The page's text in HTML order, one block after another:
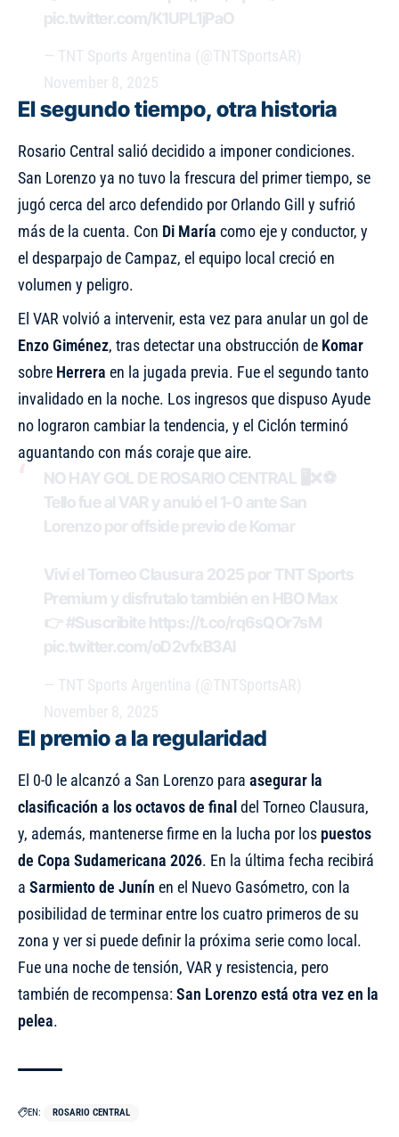
pic.twitter.com/K1UPL1jPaO
— TNT Sports Argentina (@TNTSportsAR)
November 8, 2025
El segundo tiempo, otra historia
Rosario Central salió decidido a imponer condiciones.
San Lorenzo ya no tuvo la frescura del primer tiempo, se
jugó cerca del arco defendido por Orlando Gill y sufrió
más de la cuenta. Con Di María como eje y conductor, y
el desparpajo de Campaz, el equipo local creció en
volumen y peligro.
El VAR volvió a intervenir, esta vez para anular un gol de
Enzo Giménez, tras detectar una obstrucción de Komar
sobre Herrera en la jugada previa. Fue el segundo tanto
invalidado en la noche. Los ingresos que dispuso Ayude
no lograron cambiar la tendencia, y el Ciclón terminó
aguantando con más coraje que aire.
NO HAY GOL DE ROSARIO CENTRAL 🖥️❌⚽
Tello fue al VAR y anuló el 1-0 ante San
Lorenzo por offside previo de Komar
Viví el Torneo Clausura 2025 por TNT Sports
Premium y disfrutalo también en HBO Max
👉#Suscribite https://t.co/rq6sQOr7sM
pic.twitter.com/oD2vfxB3Al
— TNT Sports Argentina (@TNTSportsAR)
November 8, 2025
El premio a la regularidad
El 0-0 le alcanzó a San Lorenzo para asegurar la
clasificación a los octavos de finaldel Torneo Clausura,
y, además, mantenerse firme en la lucha por los puestos
de Copa Sudamericana 2026. En la última fecha recibirá
a Sarmiento de Junín en el Nuevo Gasómetro, con la
posibilidad de terminar entre los cuatro primeros de su
zona y ver si puede definir la próxima serie como local.
Fue una noche de tensión, VAR y resistencia, pero
también de recompensa:San Lorenzo está otra vez en la
pelea.
EN: ROSARIO CENTRAL